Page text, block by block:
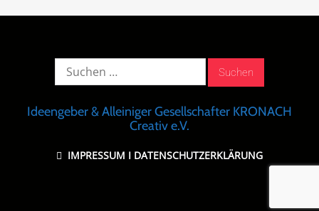
Suche
Ideengeber & Alleiniger Gesellschafter KRONACH
Creativ e.V.
IMPRESSUM I DATENSCHUTZERKLÄRUNG